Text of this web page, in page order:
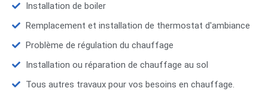
Installation de boiler
Remplacement et installation de thermostat d'ambiance
Problème de régulation du chauffage
Installation ou réparation de chauffage au sol
Tous autres travaux pour vos besoins en chauffage.